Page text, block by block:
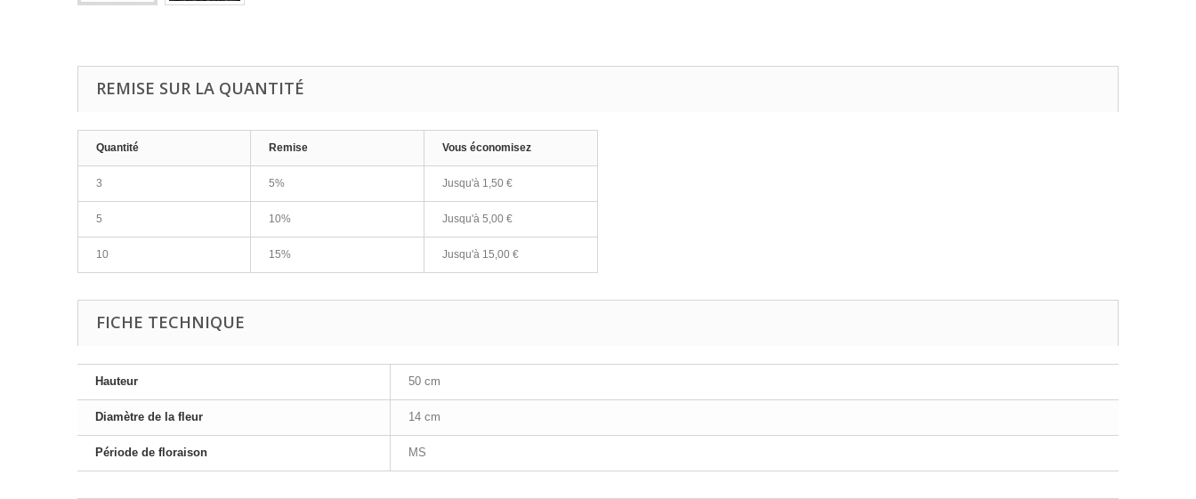
REMISE SUR LA QUANTITÉ
Quantité Remise Vous économisez
3 5% Jusqu'à 1,50 €
5 10% Jusqu'à 5,00 €
10 15% Jusqu'à 15,00 €
FICHE TECHNIQUE
Hauteur 50 cm
Diamètre de la fleur 14 cm
Période de floraison MS